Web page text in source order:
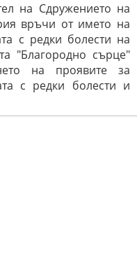
на Сдружението на
връчи от името на
с редки болести на
"Благородно сърце"
на проявите за
с редки болести и